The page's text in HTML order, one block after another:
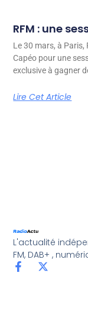
RFM : une
Le 30 mars, à
Capéo pour une
exclusive à gagner
Lire Cet Article
L'actualité
FM, DAB+ ,